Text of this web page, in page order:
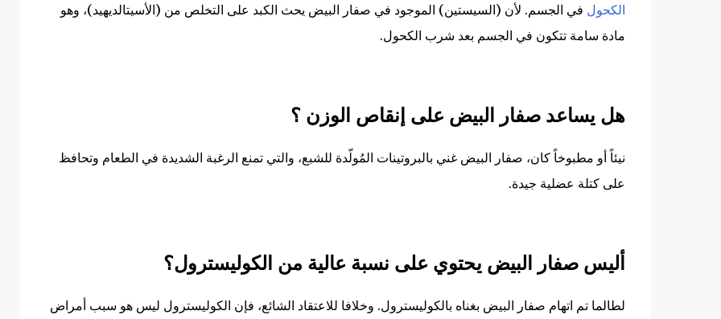
الكحول في الجسم. لأن (السيستين) الموجود في صفار البيض يحث الكبد على التخلص من (الأسيتالديهيد)، وهو
مادة سامة تتكون في الجسم بعد شرب الكحول.
هل يساعد صفار البيض على إنقاص الوزن ؟
نيئاً أو مطبوخاً كان، صفار البيض غني بالبروتينات المُولّدة للشبع، والتي تمنع الرغبة الشديدة في الطعام وتحافظ
على كتلة عضلية جيدة.
أليس صفار البيض يحتوي على نسبة عالية من الكوليسترول؟
لطالما تم اتهام صفار البيض بغناه بالكوليسترول. وخلافا للاعتقاد الشائع، فإن الكوليسترول ليس هو سبب أمراض